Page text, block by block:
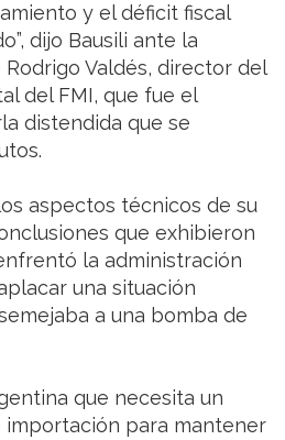
y el déficit fiscal
dijo Bausili ante la
Valdés, director del
del FMI, que fue el
distendida que se
aspectos técnicos de su
que exhibieron
la administración
una situación
a una bomba de
que necesita un
para mantener